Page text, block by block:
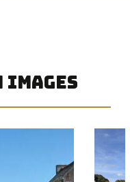
IMAGES